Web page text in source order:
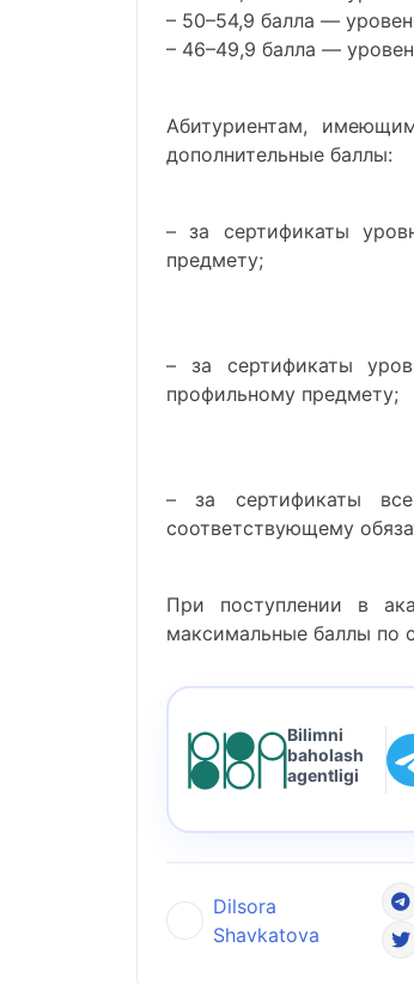
– 50–54,9 балла —
– 46–49,9 балла —
Абитуриентам,
дополнительные баллы:
– за сертификаты
предмету;
– за сертификаты
профильному предмету;
– за сертификаты
соответствующему
При поступлении в
максимальные баллы по
Bilimni
baholash
agentligi
Dilsora
Shavkatova